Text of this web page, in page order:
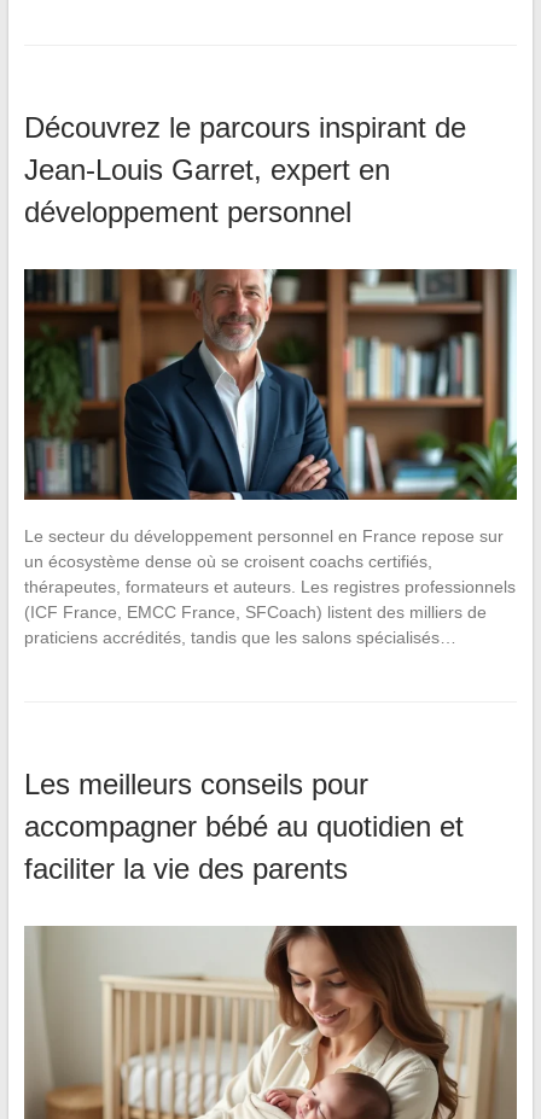
Découvrez le parcours inspirant de
Jean-Louis Garret, expert en
développement personnel
Le secteur du développement personnel en France repose sur
un écosystème dense où se croisent coachs certifiés,
thérapeutes, formateurs et auteurs. Les registres professionnels
(ICF France, EMCC France, SFCoach) listent des milliers de
praticiens accrédités, tandis que les salons spécialisés…
Les meilleurs conseils pour
accompagner bébé au quotidien et
faciliter la vie des parents